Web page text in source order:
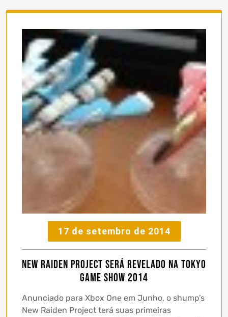
17 de setembro de 2014
New Raiden Project será revelado na Tokyo
Game Show 2014
Anunciado para Xbox One em Junho, o shump’s
New Raiden Project terá suas primeiras